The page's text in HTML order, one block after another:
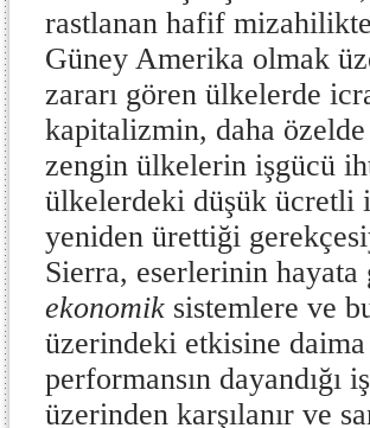
rastlanan hafif
Güney Amerika olmak
zararı gören ülkelerde
kapitalizmin, daha
zengin ülkelerin işgücü
ülkelerdeki düşük ücretli
yeniden ürettiği
Sierra, eserlerinin
ekonomik sistemlere ve
üzerindeki etkisine
performansın dayandığı
üzerinden karşılanır ve